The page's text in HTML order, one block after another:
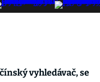
vyhledávač, se